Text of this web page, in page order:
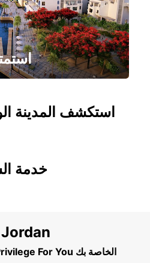
استكشف المدينة
خدمة
مقالات مدونتنا في Jordan
اكتشف مزايا Privilege For You الخاصة بك